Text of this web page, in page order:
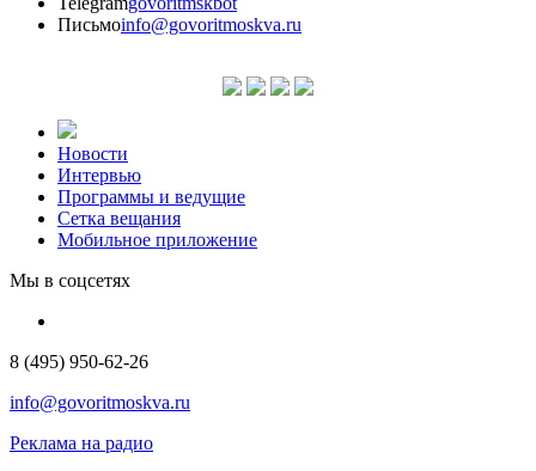
Письмоinfo@govoritmoskva.ru
Новости
Интервью
Программы и ведущие
Сетка вещания
Мобильное приложение
Мы в соцсетях
8 (495) 950-62-26
info@govoritmoskva.ru
Реклама на радио